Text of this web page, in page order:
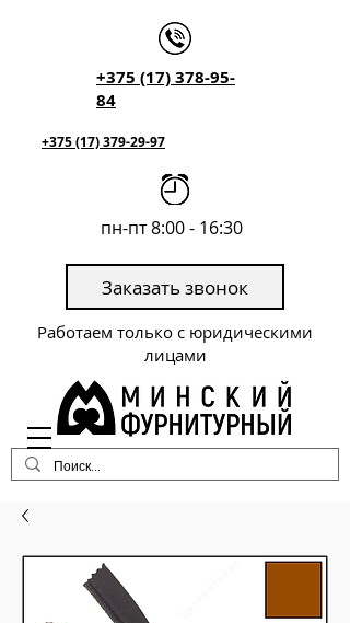
+375 (17) 378-95-
84
Заказать звонок
пн-пт 8:00 - 16:30
Работаем только с юридическими
лицами
+375 (17) 379-29-97